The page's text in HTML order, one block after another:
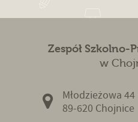
Zespół Szkolno-
w
Młodzieżowa 44
89-620 Chojnice